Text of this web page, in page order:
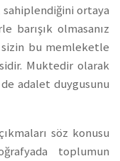
sahiplendiğini ortaya
barışık olmasanız
bu memleketle
Muktedir olarak
adalet duygusunu
söz konusu
toplumun